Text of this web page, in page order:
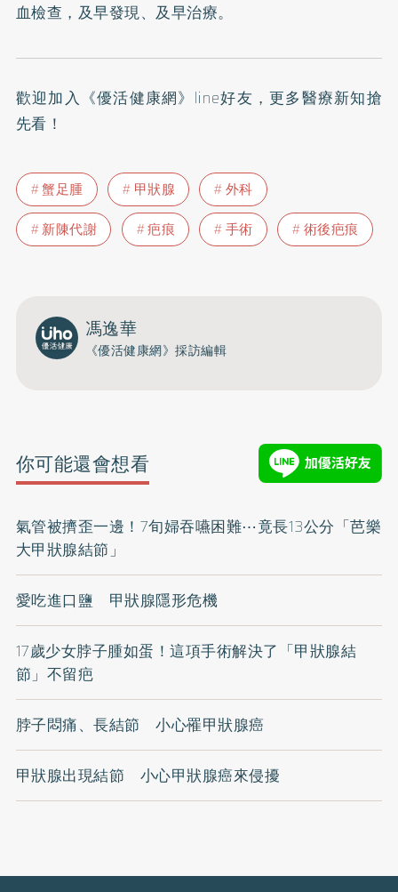
血檢查，及早發現、及早治療。
歡迎加入 《優活健康網》line好友 ，更多醫療新知搶
先看！
蟹足腫 甲狀腺
外科
新陳代謝
疤痕 手術 術後疤痕
馮逸華
《優活健康網》採訪編輯
你可能還會想看
氣管被擠歪一邊！7旬婦吞嚥困難⋯竟長13公分「芭樂
大甲狀腺結節」
愛吃進口鹽 甲狀腺隱形危機
17歲少女脖子腫如蛋！這項手術解決了「甲狀腺結
節」不留疤
脖子悶痛、長結節 小心罹甲狀腺癌
甲狀腺出現結節 小心甲狀腺癌來侵擾